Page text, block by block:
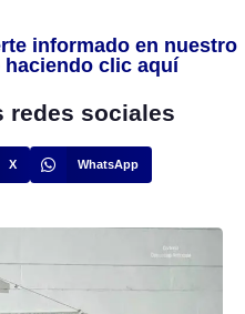
informado en nuestro
haciendo clic aquí
redes sociales
X WhatsApp